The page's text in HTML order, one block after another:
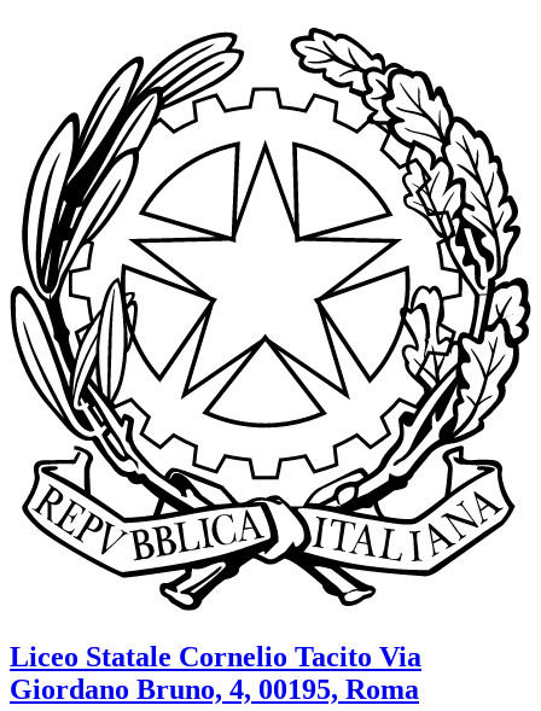
Liceo Statale Cornelio Tacito Via
Giordano Bruno, 4, 00195, Roma